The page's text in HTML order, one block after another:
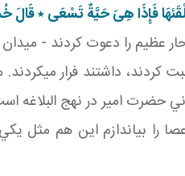
فَإِذَا هِىَ حَيَّةٌ تَسْعَى ٭ قَالَ
را دعوت کردند - ميدان
کردند، داشتند فرار مي
حضرت امير در نهج البلاغه
را بياندازم اين هم مثل